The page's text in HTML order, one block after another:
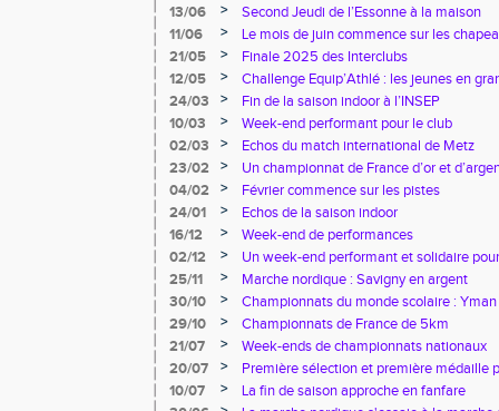
13/06
>
Second Jeudi de l’Essonne à la maison
11/06
>
Le mois de juin commence sur les
21/05
>
Finale 2025 des Interclubs
12/05
>
Challenge Equip’Athlé : les jeunes en
24/03
>
Fin de la saison indoor à l’INSEP
10/03
>
Week-end performant pour le club
02/03
>
Echos du match international de Metz
23/02
>
Un championnat de France d’or et
04/02
>
Février commence sur les pistes
24/01
>
Echos de la saison indoor
16/12
>
Week-end de performances
02/12
>
Un week-end performant et solidaire
25/11
>
Marche nordique : Savigny en argent
30/10
>
Championnats du monde scolaire :
bronze
29/10 >
Championnats de France de 5km
21/07
>
Week-ends de championnats nationaux
20/07
>
Première sélection et première médaille
10/07
>
La fin de saison approche en fanfare